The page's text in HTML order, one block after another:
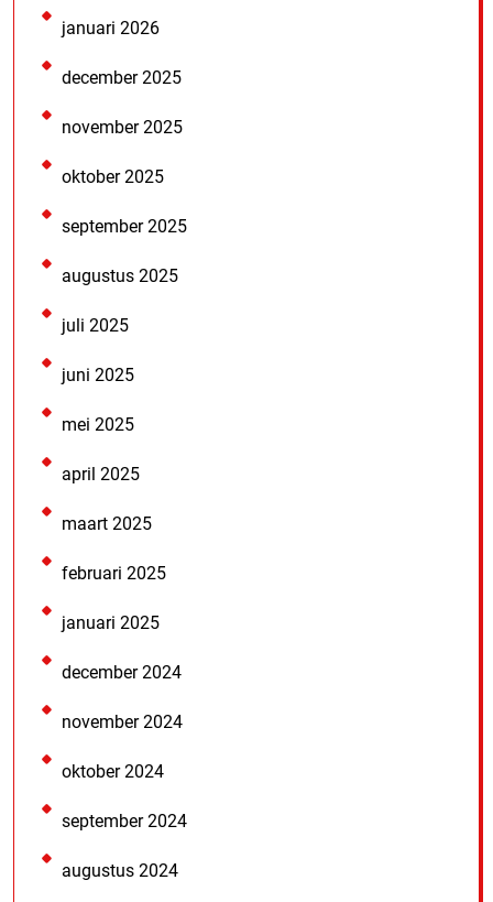
januari 2026
december 2025
november 2025
oktober 2025
september 2025
augustus 2025
juli 2025
juni 2025
mei 2025
april 2025
maart 2025
februari 2025
januari 2025
december 2024
november 2024
oktober 2024
september 2024
augustus 2024